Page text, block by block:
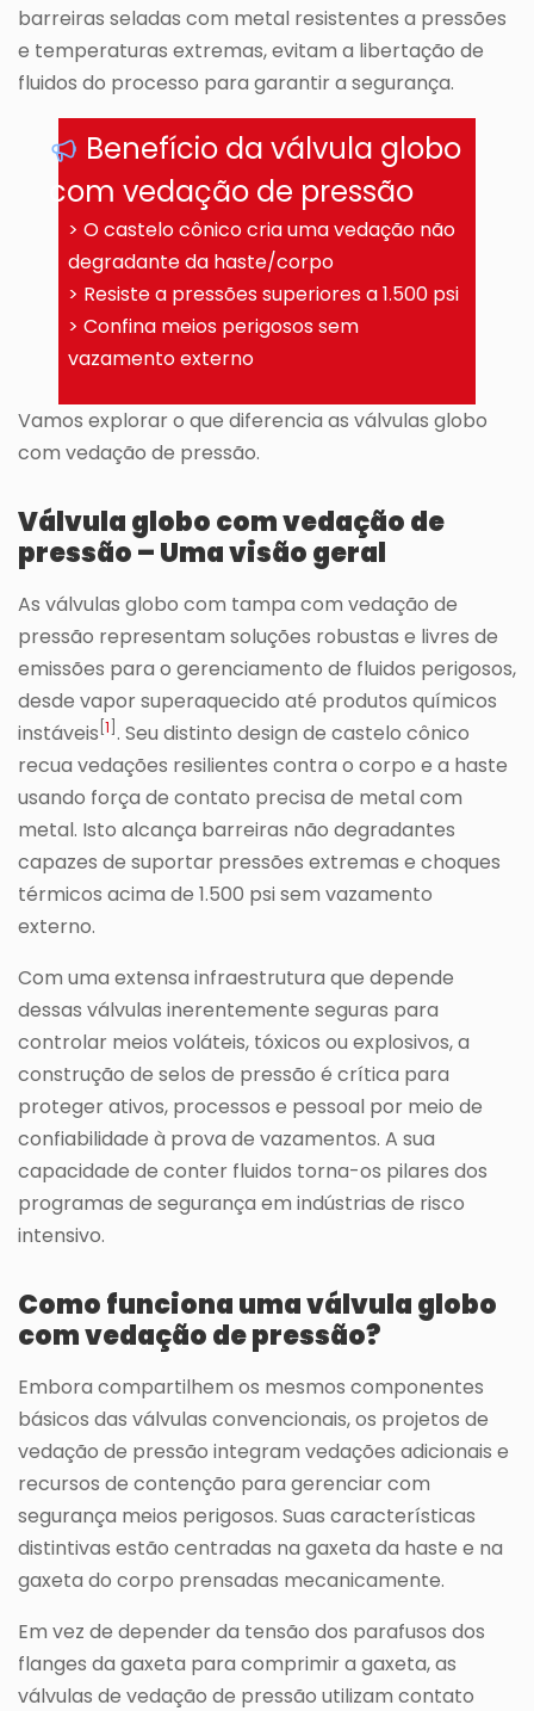
barreiras seladas com metal resistentes a pressões
e temperaturas extremas, evitam a libertação de
fluidos do processo para garantir a segurança.
Benefício da válvula globo
com vedação de pressão
> O castelo cônico cria uma vedação não
degradante da haste/corpo
> Resiste a pressões superiores a 1.500 psi
> Confina meios perigosos sem
vazamento externo
Vamos explorar o que diferencia as válvulas globo
com vedação de pressão.
Válvula globo com vedação de
pressão – Uma visão geral
As válvulas globo com tampa com vedação de
pressão representam soluções robustas e livres de
emissões para o gerenciamento de fluidos perigosos,
desde vapor superaquecido até produtos químicos
instáveis 1 . Seu distinto design de castelo cônico
recua vedações resilientes contra o corpo e a haste
usando força de contato precisa de metal com
metal. Isto alcança barreiras não degradantes
capazes de suportar pressões extremas e choques
térmicos acima de 1.500 psi sem vazamento
externo.
Com uma extensa infraestrutura que depende
dessas válvulas inerentemente seguras para
controlar meios voláteis, tóxicos ou explosivos, a
construção de selos de pressão é crítica para
proteger ativos, processos e pessoal por meio de
confiabilidade à prova de vazamentos. A sua
capacidade de conter fluidos torna-os pilares dos
programas de segurança em indústrias de risco
intensivo.
Como funciona uma válvula globo
com vedação de pressão?
Embora compartilhem os mesmos componentes
básicos das válvulas convencionais, os projetos de
vedação de pressão integram vedações adicionais e
recursos de contenção para gerenciar com
segurança meios perigosos. Suas características
distintivas estão centradas na gaxeta da haste e na
gaxeta do corpo prensadas mecanicamente.
Em vez de depender da tensão dos parafusos dos
flanges da gaxeta para comprimir a gaxeta, as
válvulas de vedação de pressão utilizam contato